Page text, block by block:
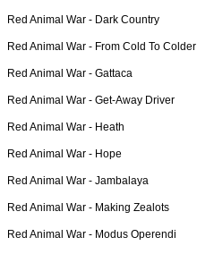
Red Animal War - Dark Country
Red Animal War - From Cold To Colder
Red Animal War - Gattaca
Red Animal War - Get-Away Driver
Red Animal War - Heath
Red Animal War - Hope
Red Animal War - Jambalaya
Red Animal War - Making Zealots
Red Animal War - Modus Operendi